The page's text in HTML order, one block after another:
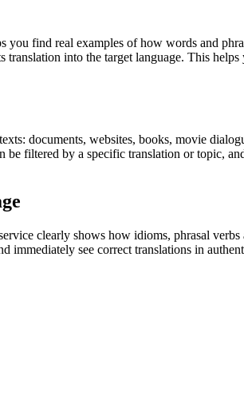
find real examples of how words and
into the target language. This
documents, websites, books, movie
filtered by a specific translation or topic,
clearly shows how idioms, phrasal
immediately see correct translations in